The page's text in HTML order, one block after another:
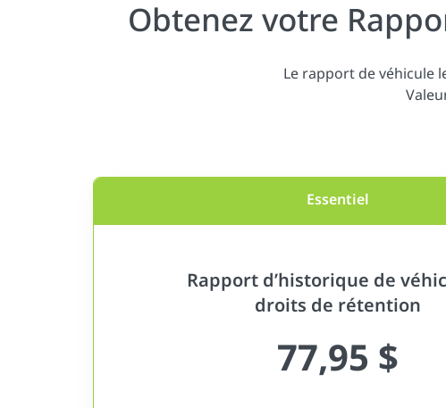
Obtenez votre
Le rapport de véhicule
Essentiel
Rapport d’historique de
droits de rétention
77,95 $